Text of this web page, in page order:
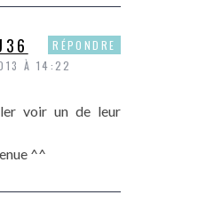
À 14:22
voir un de leur
^^
RÉPONDRE